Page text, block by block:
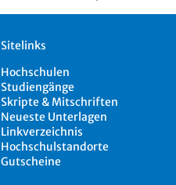
Sitelinks
Hochschulen
Studiengänge
Skripte & Mitschriften
Neueste Unterlagen
Linkverzeichnis
Hochschulstandorte
Gutscheine